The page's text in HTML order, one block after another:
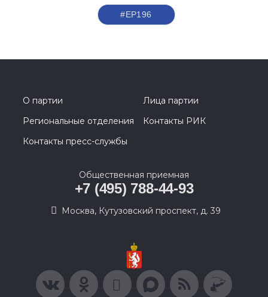
#ЕР196
О партии
Лица партии
Региональные отделения
Контакты РИК
Контакты пресс-службы
Общественная приемная
+7 (495) 788-44-93
Москва, Кутузовский проспект, д. 39